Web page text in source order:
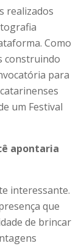
realizados
Como
construindo
para
um Festival
apontaria
interessante.
que
de brincar